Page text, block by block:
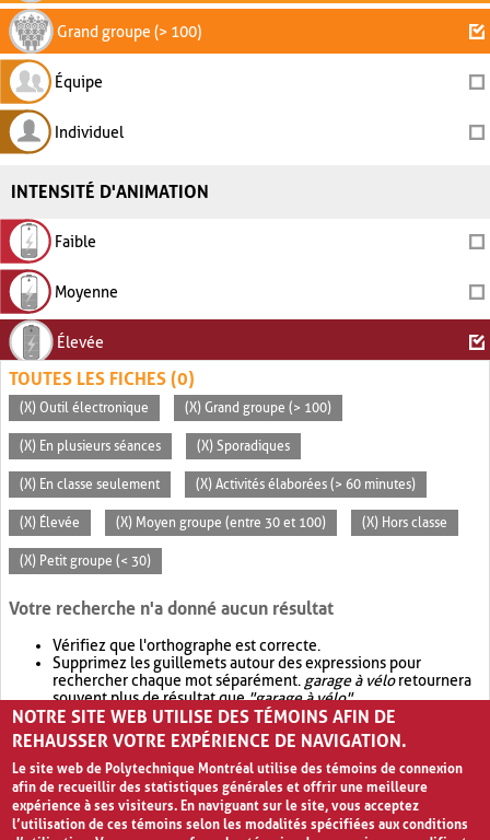
Grand groupe (> 100)
Équipe
Individuel
INTENSITÉ D'ANIMATION
Faible
Moyenne
Élevée
TOUTES LES FICHES (0)
(X) Outil électronique (X) Grand groupe (> 100)
(X) En plusieurs séances (X) Sporadiques
(X) En classe seulement (X) Activités élaborées (> 60 minutes)
(X) Élevée (X) Moyen groupe (entre 30 et 100) (X) Hors classe
(X) Petit groupe (< 30)
Votre recherche n'a donné aucun résultat
Vérifiez que l'orthographe est correcte.
Supprimez les guillemets autour des expressions pour
rechercher chaque mot séparément. garage à véloretournera
souvent plus de résultat que"garage à vélo".
Envisagez d'élargir votre recherche avec OR.garage OR vélo
retournera souvent plus de résultat quegarage à vélo
NOTRE SITE WEB UTILISE DES TÉMOINS AFIN DE
REHAUSSER VOTRE EXPÉRIENCE DE NAVIGATION.
Le site web de Polytechnique Montréal utilise des témoins de connexion
afin de recueillir des statistiques générales et offrir une meilleure
expérience à ses visiteurs. En naviguant sur le site, vous acceptez
l’utilisation de ces témoins selon les modalités spécifiées aux conditions